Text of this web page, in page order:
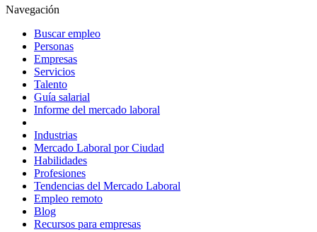
Navegación
Buscar empleo
Personas
Empresas
Servicios
Talento
Guía salarial
Informe del mercado laboral
Industrias
Mercado Laboral por Ciudad
Habilidades
Profesiones
Tendencias del Mercado Laboral
Empleo remoto
Blog
Recursos para empresas